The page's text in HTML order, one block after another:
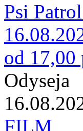
Psi
od 17,00
Odyseja
FILM